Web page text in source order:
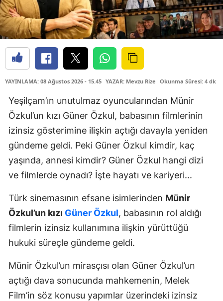
YAYINLAMA: 08 Ağustos 2026 - 15.45 YAZAR: Mevzu Rize Okunma Süresi: 4 dk
Yeşilçam’ın unutulmaz oyuncularından Münir
Özkul’un kızı Güner Özkul, babasının filmlerinin
izinsiz gösterimine ilişkin açtığı davayla yeniden
gündeme geldi. Peki Güner Özkul kimdir, kaç
yaşında, annesi kimdir? Güner Özkul hangi dizi
ve filmlerde oynadı? İşte hayatı ve kariyeri...
Türk sinemasının efsane isimlerinden Münir
Özkul’un kızı Güner Özkul, babasının rol aldığı
filmlerin izinsiz kullanımına ilişkin yürüttüğü
hukuki süreçle gündeme geldi.
Münir Özkul’un mirasçısı olan Güner Özkul’un
açtığı dava sonucunda mahkemenin, Melek
Film’in söz konusu yapımlar üzerindeki izinsiz